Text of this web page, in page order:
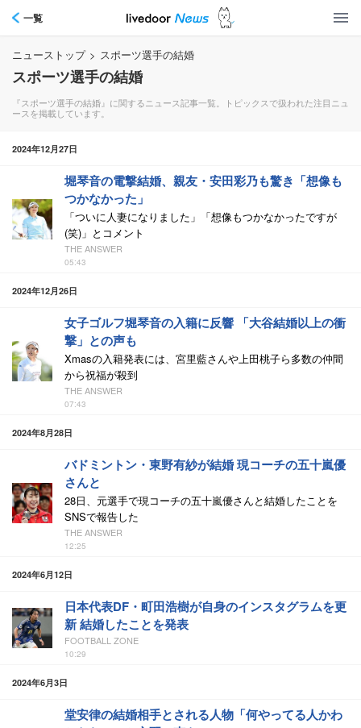
一覧
ニューストップ > スポーツ選手の結婚
スポーツ選手の結婚
『スポーツ選手の結婚』に関するニュース記事一覧。トピックスで扱われた注目ニュ
ースを掲載しています。
2024年12月27日
堀琴音の電撃結婚、親友・安田彩乃も驚き「想像も
つかなかった」
「ついに人妻になりました」「想像もつかなかったですが
(笑)」とコメント
THE ANSWER
05:43
2024年12月26日
女子ゴルフ堀琴音の入籍に反響 「大谷結婚以上の衝
撃」との声も
Xmasの入籍発表には、宮里藍さんや上田桃子ら多数の仲間
から祝福が殺到
THE ANSWER
07:43
2024年8月28日
バドミントン・東野有紗が結婚 現コーチの五十嵐優
さんと
28日、元選手で現コーチの五十嵐優さんと結婚したことを
SNSで報告した
THE ANSWER
12:25
2024年6月12日
日本代表DF・町田浩樹が自身のインスタグラムを更
新 結婚したことを発表
FOOTBALL ZONE
10:29
2024年6月3日
堂安律の結婚相手とされる人物「何やってる人かわ